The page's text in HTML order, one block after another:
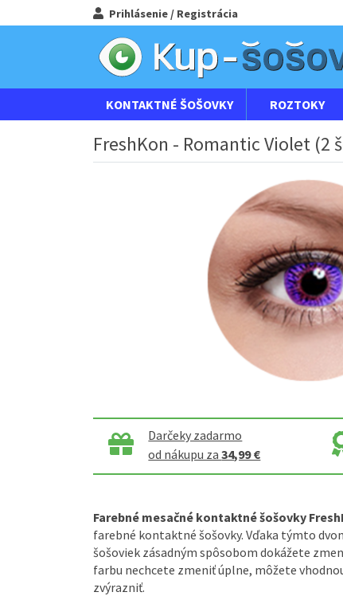
Prihlásenie / Registrácia
KONTAKTNÉ ŠOŠOVKY ROZTOKY
FreshKon - Romantic Violet (2
Darčeky zadarmo
od nákupu za34,99 €
Farebné mesačné kontaktné šošovky
farebné kontaktné šošovky. Vďaka týmto
šošoviek zásadným spôsobom dokážete
farbu nechcete zmeniť úplne, môžete
zvýrazniť.